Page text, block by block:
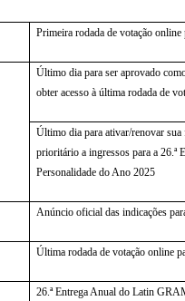
Primeira rodada de votação online
Último dia para ser aprovado
obter acesso à última rodada de
Último dia para ativar/renovar sua
prioritário a ingressos para a
Personalidade do Ano 2025
Anúncio oficial das indicações
Última rodada de votação online
26.ª Entrega Anual do Latin